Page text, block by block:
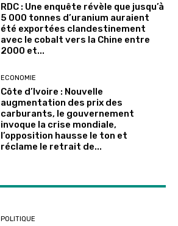
RDC : Une enquête révèle que jusqu’à
5 000 tonnes d’uranium auraient
été exportées clandestinement
avec le cobalt vers la Chine entre
2000 et...
ECONOMIE
Côte d’Ivoire : Nouvelle
augmentation des prix des
carburants, le gouvernement
invoque la crise mondiale,
l’opposition hausse le ton et
réclame le retrait de...
POLITIQUE